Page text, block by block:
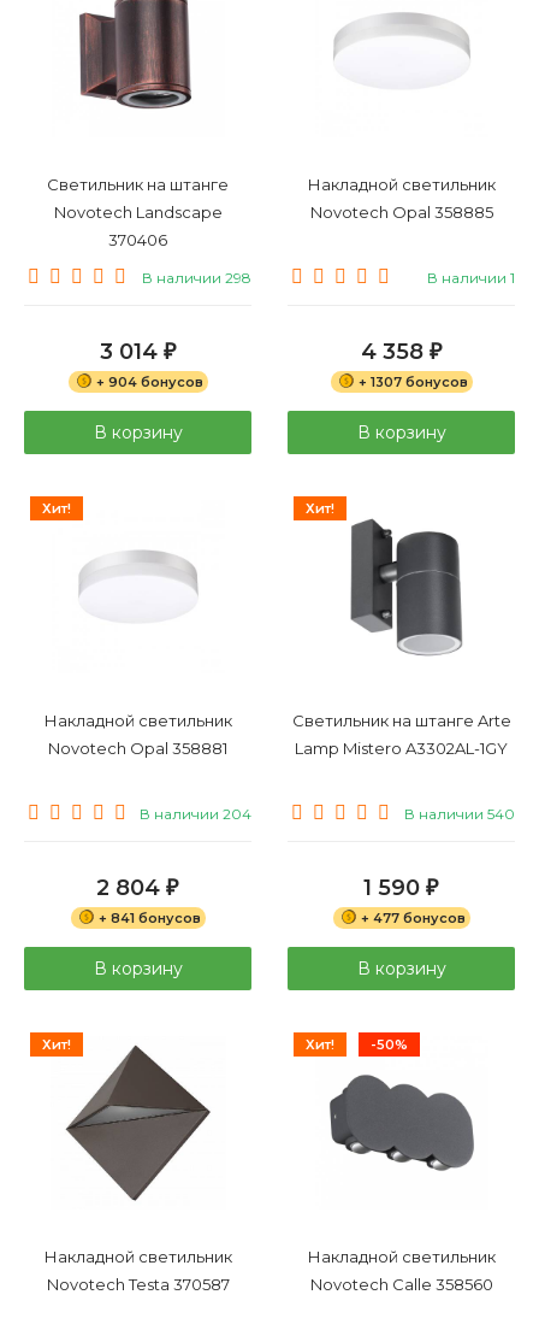
Светильник на штанге
Novotech Landscape
370406
В наличии 298
3 014 ₽
+ 904 бонусов
В корзину
Накладной светильник
Novotech Opal 358885
В наличии 1
4 358 ₽
+ 1307 бонусов
В корзину
Хит!
Накладной светильник
Novotech Opal 358881
В наличии 204
2 804 ₽
+ 841 бонусов
В корзину
Хит!
Светильник на штанге Arte
Lamp Mistero A3302AL-1GY
В наличии 540
1 590 ₽
+ 477 бонусов
В корзину
Хит!
Накладной светильник
Novotech Testa 370587
Хит! -50%
Накладной светильник
Novotech Calle 358560